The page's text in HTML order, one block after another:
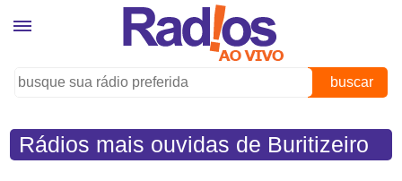
buscar
Rádios mais ouvidas de Buritizeiro